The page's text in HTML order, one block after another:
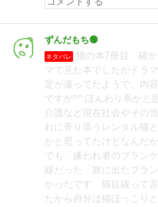
ずんだもち🟢
ネタバレ
猫の本7冊目 確か
マで見た本でしたがドラ
定が違ってたようで、内
ですが^^;ほんわり系かと
介護など現在社会やその
れに寄り添うレンタル猫
かと思ってたけどなんだ
でも「嫌われ者のブラン
線だった「旅に出たブラ
かったです 猫目線って
たから自分は猫ほっこり